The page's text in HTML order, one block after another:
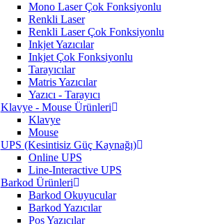
Mono Laser Çok Fonksiyonlu
Renkli Laser
Renkli Laser Çok Fonksiyonlu
Inkjet Yazıcılar
Inkjet Çok Fonksiyonlu
Tarayıcılar
Matris Yazıcılar
Yazıcı - Tarayıcı
Klavye - Mouse Ürünleri
Klavye
Mouse
UPS (Kesintisiz Güç Kaynağı)
Online UPS
Line-Interactive UPS
Barkod Ürünleri
Barkod Okuyucular
Barkod Yazıcılar
Pos Yazıcılar